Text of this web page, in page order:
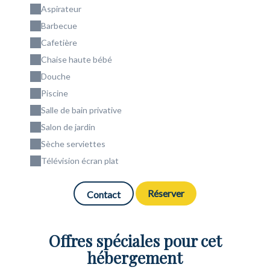
Aspirateur
Barbecue
Cafetière
Chaise haute bébé
Douche
Piscine
Salle de bain privative
Salon de jardin
Sèche serviettes
Télévision écran plat
Contact Réserver
Offres spéciales pour cet
hébergement